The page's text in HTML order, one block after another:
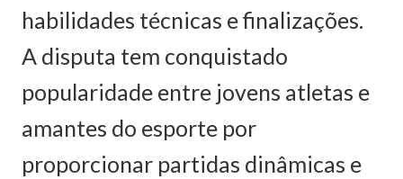
habilidades técnicas e finalizações.
A disputa tem conquistado
popularidade entre jovens atletas e
amantes do esporte por
proporcionar partidas dinâmicas e